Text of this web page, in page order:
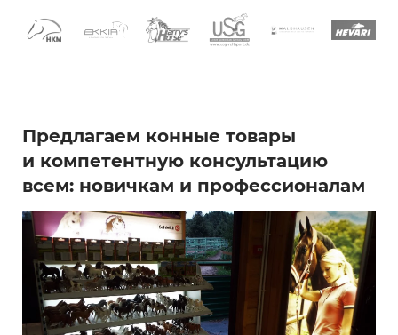
Предлагаем конные товары
и компетентную консультацию
всем: новичкам и профессионалам